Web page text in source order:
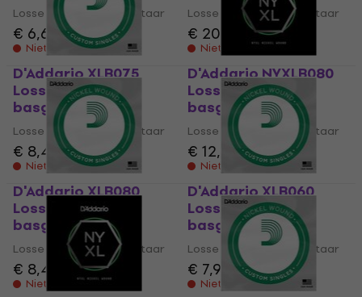
Losse snaar voor basgitaar
€ 6,69
Niet op voorraad
Losse snaar voor basgitaar
€ 20,50
Niet op voorraad
D'Addario XLB075
Losse snaar voor
basgitaar
Losse snaar voor basgitaar
€ 8,49
Niet op voorraad
D'Addario NYXLB080
Losse snaar voor
basgitaar
Losse snaar voor basgitaar
€ 12,40
Niet op voorraad
D'Addario XLB080
Losse snaar voor
basgitaar
Losse snaar voor basgitaar
€ 8,49
Niet op voorraad
D'Addario XLB060
Losse snaar voor
basgitaar
Losse snaar voor basgitaar
€ 7,99
Niet op voorraad